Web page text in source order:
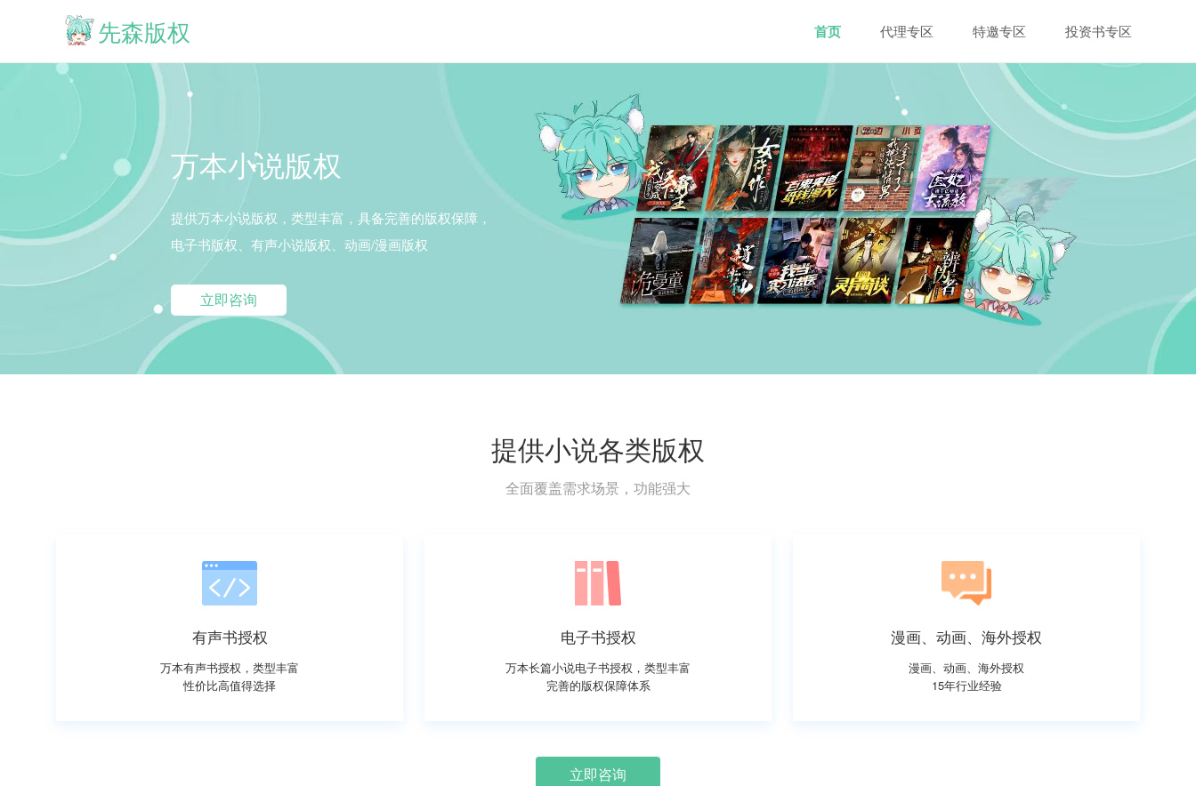
先森版权 首页 代理专区 特邀专区 投资书专区
万本小说版权
提供万本小说版权，类型丰富，具备完善的版权保障，
电子书版权、有声小说版权、动画/漫画版权
立即咨询
提供小说各类版权
全面覆盖需求场景，功能强大
有声书授权
万本有声书授权，类型丰富
性价比高值得选择
电子书授权
万本长篇小说电子书授权，类型丰富
完善的版权保障体系
漫画、动画、海外授权
漫画、动画、海外授权
15年行业经验
立即咨询